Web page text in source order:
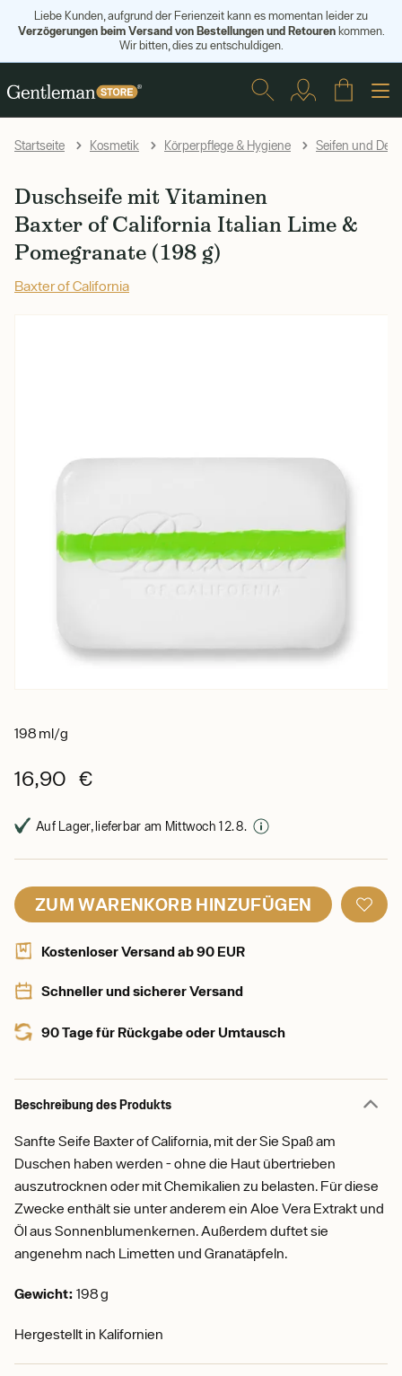
Liebe Kunden, aufgrund der Ferienzeit kann es momentan leider zu
Verzögerungen beim Versand von Bestellungen und Retourenkommen.
Wir bitten, dies zu entschuldigen.
Startseite Kosmetik Körperpflege & Hygiene Seifen und
Duschseife mit Vitaminen
Baxter of California Italian Lime &
Pomegranate (198 g)
Baxter of California
198 ml/g
16,90 €
Auf Lager, lieferbar am Mittwoch 12. 8.
ZUM WARENKORB HINZUFÜGEN
Kostenloser Versand ab 90 EUR
Schneller und sicherer Versand
90 Tage für Rückgabe oder Umtausch
Beschreibung des Produkts
Sanfte Seife Baxter of California, mit der Sie Spaß am
Duschen haben werden - ohne die Haut übertrieben
auszutrocknen oder mit Chemikalien zu belasten. Für diese
Zwecke enthält sie unter anderem ein Aloe Vera Extrakt und
Öl aus Sonnenblumenkernen. Außerdem duftet sie
angenehm nach Limetten und Granatäpfeln.
Gewicht: 198 g
Hergestellt in Kalifornien